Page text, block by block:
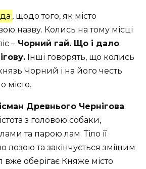
, щодо того, як місто
назву. Колись на тому місці
– Чорний гай. Що і дало
Інші говорять, що колись
Чорний і на його честь
місто.
Древнього Чернігова.
з головою собаки,
та парою лам. Тіло її
лозою та закінчується зміїним
вже оберігає Княже місто